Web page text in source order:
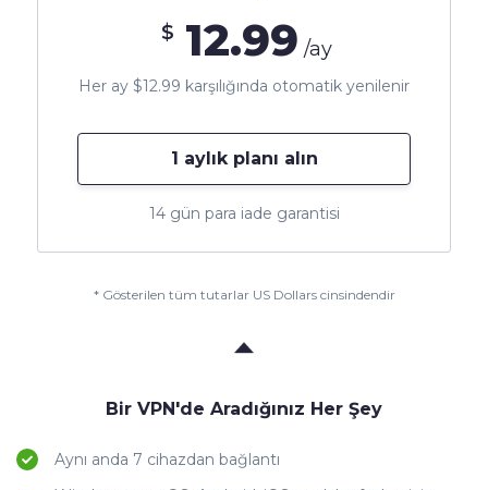
$ 12.99 /ay
Her ay $12.99 karşılığında otomatik yenilenir
1 aylık planı alın
14 gün para iade garantisi
* Gösterilen tüm tutarlar US Dollars cinsindendir
Bir VPN'de Aradığınız Her Şey
Aynı anda 7 cihazdan bağlantı